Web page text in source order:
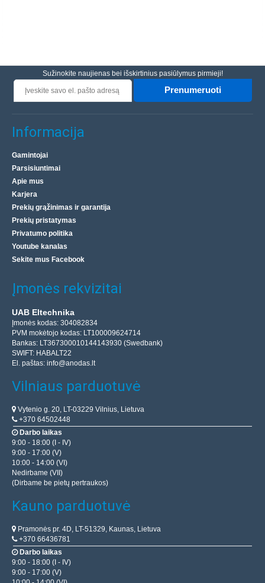
Sužinokite naujienas bei išskirtinius pasiūlymus pirmieji!
Prenumeruoti
Informacija
Gamintojai
Parsisiuntimai
Apie mus
Karjera
Prekių grąžinimas ir garantija
Prekių pristatymas
Privatumo politika
Youtube kanalas
Sekite mus Facebook
Įmonės rekvizitai
UAB Eltechnika
Įmonės kodas: 304082834
PVM mokėtojo kodas: LT100009624714
Bankas: LT367300010144143930 (Swedbank)
SWIFT: HABALT22
El. paštas: info@anodas.lt
Vilniaus parduotuvė
Vytenio g. 20, LT-03229 Vilnius, Lietuva
+370 64502448
Darbo laikas
9:00 - 18:00 (I - IV)
9:00 - 17:00 (V)
10:00 - 14:00 (VI)
Nedirbame (VII)
(Dirbame be pietų pertraukos)
Kauno parduotuvė
Pramonės pr. 4D, LT-51329, Kaunas, Lietuva
+370 66436781
Darbo laikas
9:00 - 18:00 (I - IV)
9:00 - 17:00 (V)